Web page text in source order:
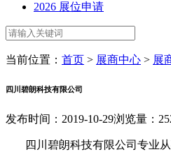
2026 展位申请
当前位置： 首页 > 展商中心 > 展
四川碧朗科技有限公司
发布时间：2019-10-29浏览量：
四川碧朗科技有限公司专业